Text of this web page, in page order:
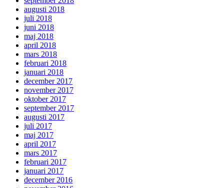
augusti 2018
juli 2018
juni 2018
maj 2018
april 2018
mars 2018
februari 2018
januari 2018
december 2017
november 2017
oktober 2017
september 2017
augusti 2017
juli 2017
maj 2017
april 2017
mars 2017
februari 2017
januari 2017
december 2016